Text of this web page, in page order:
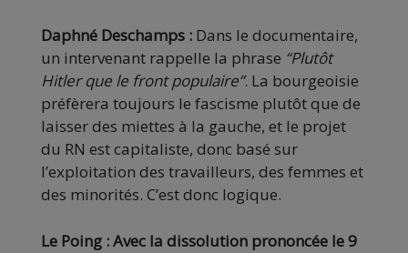
Daphné Deschamps : Dans le documentaire,
un intervenant rappelle la phrase “Plutôt
Hitler que le front populaire”. La bourgeoisie
préfèrera toujours le fascisme plutôt que de
laisser des miettes à la gauche, et le projet
du RN est capitaliste, donc basé sur
l’exploitation des travailleurs, des femmes et
des minorités. C’est donc logique.
Le Poing : Avec la dissolution prononcée le 9